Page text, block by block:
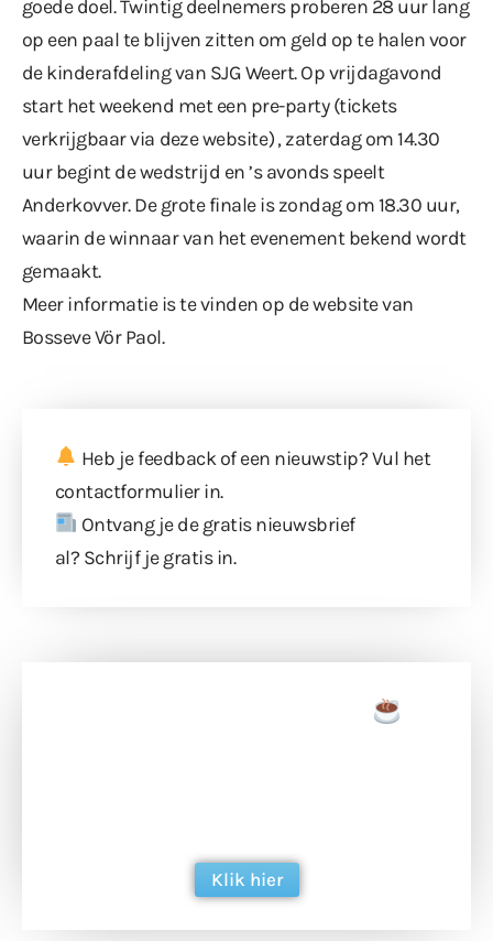
goede doel. Twintig deelnemers proberen 28 uur lang
op een paal te blijven zitten om geld op te halen voor
de kinderafdeling van SJG Weert. Op vrijdagavond
start het weekend met een pre-party (tickets
verkrijgbaar via deze website) , zaterdag om 14.30
uur begint de wedstrijd en ’s avonds speelt
Anderkovver. De grote finale is zondag om 18.30 uur,
waarin de winnaar van het evenement bekend wordt
gemaakt.
Meer informatie is te vinden op de website van
Bosseve Vör Paol.
Heb je feedback of een nieuwstip? Vul het
contactformulierin.
Ontvang je de gratis nieuwsbrief
al? Schrijf je gratis in.
Klik hier